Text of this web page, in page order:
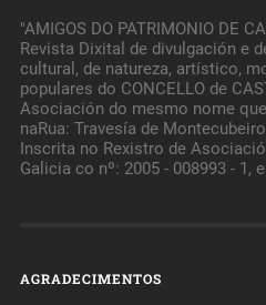
"AMIGOS DO PATRIMONIO DE
Revista Dixital de divulgación e
cultural, de natureza, artístico,
populares do CONCELLO de
Asociación do mesmo nome
naRua: Travesía de
Inscrita no Rexistro de
Galicia co nº: 2005 - 008993 - 1,
AGRADECIMENTOS